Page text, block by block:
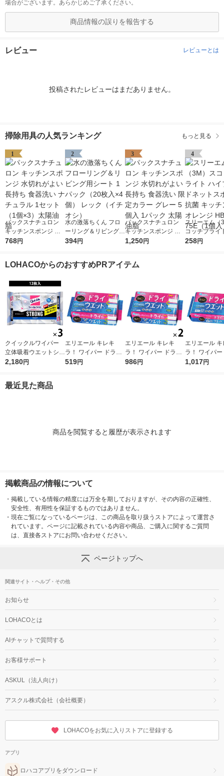
場合がございます。あらかじめご了承ください。
商品情報の誤りを報告する
レビュー レビューとは
投稿されたレビューはまだありません。
掃除用具の人気ランキング もっと見る
1
パックスナチュロン
キッチンスポンジ 水
切れがよい 長持ち 食
油脂
768円
2
水の激落ちくん フロ
ーリング＆リビング用
シート 1パック（20枚
394円
3
パックスナチュロン
キッチンスポンジ 水
切れがよい 長持ち 食
陽油脂
1,250円
4
スリーエム（
コッチブライ
ブリッドネッ
258円
LOHACOからのおすすめPRアイテム
クイックルワイパー
立体吸着ウエットシー
ト ストロング ガンコ
ック） 花王
2,180円
エリエール キレキ
ラ！ ワイパー ドライ
×ウエットシート 1パ
519円
エリエール キレキ
ラ！ ワイパー ドライ
×ウエットシート 1セ
986円
エリエール キ
ラ！ ワイパ
×ウエットシ
1,017円
最近見た商品
商品を閲覧すると履歴が表示されます
掲載商品の情報について
・ 掲載している情報の精度には万全を期しておりますが、その内容の正確性、
安全性、有用性を保証するものではありません。
・ 現在ご覧になっているページは、この商品を取り扱うストアによって運営さ
れています。ページに記載されている内容や商品、ご購入に関するご質問
は、直接各ストアにお問い合わせください。
ページトップへ
関連サイト・ヘルプ・その他
お知らせ
LOHACOとは
AIチャットで質問する
お客様サポート
ASKUL（法人向け）
アスクル株式会社（会社概要）
LOHACOをお気に入りストアに登録する
アプリ
ロハコアプリをダウンロード